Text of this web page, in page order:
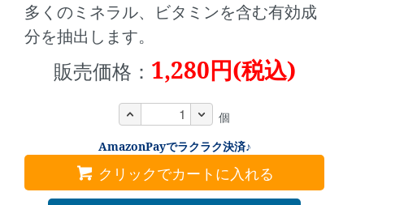
多くのミネラル、ビタミンを含む有効成
分を抽出します。
販売価格： 1,280円(税込)
個
AmazonPayでラクラク決済♪
クリックでカートに入れる